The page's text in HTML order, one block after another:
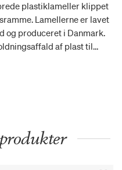
plastiklameller klippet
Lamellerne er lavet
og produceret i Danmark.
af plast til
Ser man på ReCLIPS,
på et minimum.